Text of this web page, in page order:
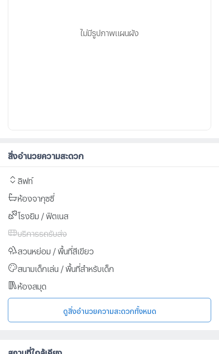
ไม่มีรูปภาพแผนผัง
สิ่งอำนวยความสะดวก
ลิฟท์
ห้องจากุซซี่
โรงยิม / ฟิตเนส
บริการรถรับส่ง
สวนหย่อม / พื้นที่สีเขียว
สนามเด็กเล่น / พื้นที่สำหรับเด็ก
ห้องสมุด
ดูสิ่งอำนวยความสะดวกทั้งหมด
สถานที่ใกล้เคียง